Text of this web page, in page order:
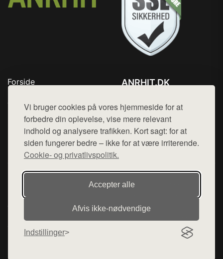
Vi bruger cookies på vores hjemmeside for at
forbedre din oplevelse, vise mere relevant
indhold og analysere trafikken. Kort sagt: for at
siden fungerer bedre – ikke for at være irriterende.
Cookie- og privatlivspolitik.
Accepter alle
Afvis ikke‑nødvendige
Indstillinger
Forside
Top Rabatter
Blog
Kontakt
ANRHIT.DK
Mail: hej@want.dk
Cookie- og privatlivspolitik
Denne side er en del af want.dk, der udgiver en række
hjemmesider med præsentation af forskellige produkter fra
diverse webshops. Der sælges ikke varer fra denne side - vi
henviser til de shops, som sælger varen. Vi har heller ikke
varerne på lager.